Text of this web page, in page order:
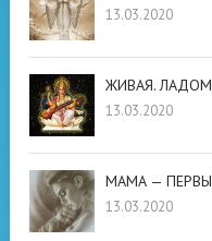
13.03.2020
ЖИВАЯ.
13.03.2020
МАМА —
13.03.2020